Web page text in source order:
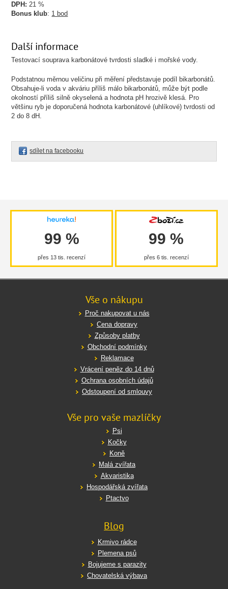
DPH: 21 %
Bonus klub: 1 bod
Další informace
Testovací souprava karbonátové tvrdosti sladké i mořské vody.
Podstatnou měrnou veličinu při měření představuje podíl bikarbonátů.
Obsahuje-li voda v akváriu příliš málo bikarbonátů, může být podle
okolností příliš silně okyselená a hodnota pH hrozivě klesá. Pro
většinu ryb je doporučená hodnota karbonátové (uhlíkové) tvrdosti od
2 do 8 dH.
sdílet na facebooku
99 %
přes 13 tis. recenzí
99 %
přes 6 tis. recenzí
Vše o nákupu
Proč nakupovat u nás
Cena dopravy
Způsoby platby
Obchodní podmínky
Reklamace
Vrácení peněz do 14 dnů
Ochrana osobních údajů
Odstoupení od smlouvy
Vše pro vaše mazlíčky
Psi
Kočky
Koně
Malá zvířata
Akvaristika
Hospodářská zvířata
Ptactvo
Blog
Krmivo rádce
Plemena psů
Bojujeme s parazity
Chovatelská výbava